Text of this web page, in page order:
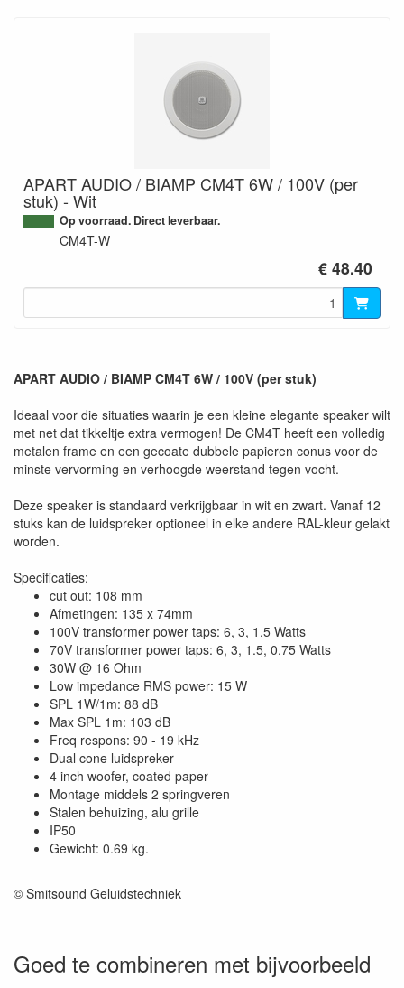
APART AUDIO / BIAMP CM4T 6W / 100V (per
stuk) - Wit
Op voorraad. Direct leverbaar.
CM4T-W
€ 48.40
APART AUDIO / BIAMP CM4T 6W / 100V (per stuk)
Ideaal voor die situaties waarin je een kleine elegante speaker wilt
met net dat tikkeltje extra vermogen! De CM4T heeft een volledig
metalen frame en een gecoate dubbele papieren conus voor de
minste vervorming en verhoogde weerstand tegen vocht.
Deze speaker is standaard verkrijgbaar in wit en zwart. Vanaf 12
stuks kan de luidspreker optioneel in elke andere RAL-kleur gelakt
worden.
Specificaties:
cut out: 108 mm
Afmetingen: 135 x 74mm
100V transformer power taps: 6, 3, 1.5 Watts
70V transformer power taps: 6, 3, 1.5, 0.75 Watts
30W @ 16 Ohm
Low impedance RMS power: 15 W
SPL 1W/1m: 88 dB
Max SPL 1m: 103 dB
Freq respons: 90 - 19 kHz
Dual cone luidspreker
4 inch woofer, coated paper
Montage middels 2 springveren
Stalen behuizing, alu grille
IP50
Gewicht: 0.69 kg.
© Smitsound Geluidstechniek
Goed te combineren met bijvoorbeeld